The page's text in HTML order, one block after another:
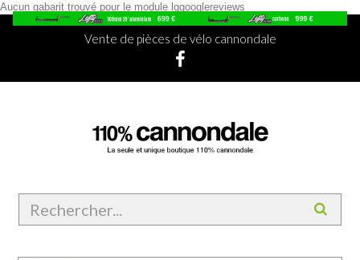
Aucun gabarit trouvé pour le module lggooglereviews
Vente de pièces de vélo cannondale